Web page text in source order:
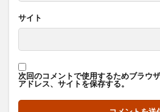
サイト
次回のコメントで使用するためブラウ
アドレス、サイトを保存する。